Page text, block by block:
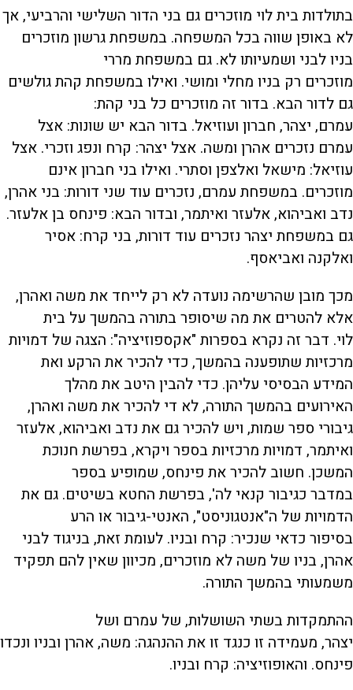
בתולדות בית לוי מוזכרים גם בני הדור השלישי והרביעי, אך
לא באופן שווה בכל המשפחה. במשפחת גרשון מוזכרים
בניו לבני ושמעיותו לא. גם במשפחת מררי
מוזכרים רק בניו מחלי ומושי. ואילו במשפחת קהת גולשים
גם לדור הבא. בדור זה מוזכרים כל בני קהת:
עמרם, יצהר, חברון ועוזיאל. בדור הבא יש שונות: אצל
עמרם נזכרים אהרן ומשה. אצל יצהר: קרח ונפג וזכרי. אצל
עוזיאל: מישאל ואלצפן וסתרי. ואילו בני חברון אינם
מוזכרים. במשפחת עמרם, נזכרים עוד שני דורות: בני אהרן,
נדב ואביהוא, אלעזר ואיתמר, ובדור הבא: פינחס בן אלעזר.
גם במשפחת יצהר נזכרים עוד דורות, בני קרח: אסיר
ואלקנה ואביאסף.
מכך מובן שהרשימה נועדה לא רק לייחד את משה ואהרן,
אלא להטרים את מה שיסופר בתורה בהמשך על בית
לוי. דבר זה נקרא בספרות "אקספוזיציה": הצגה של דמויות
מרכזיות שתופענה בהמשך, כדי להכיר את הרקע ואת
המידע הבסיסי עליהן. כדי להבין היטב את מהלך
האירועים בהמשך התורה, לא די להכיר את משה ואהרן,
גיבורי ספר שמות, ויש להכיר גם את נדב ואביהוא, אלעזר
ואיתמר, דמויות מרכזיות בספר ויקרא, בפרשת חנוכת
המשכן. חשוב להכיר את פינחס, שמופיע בספר
במדבר כגיבור קנאי לה', בפרשת החטא בשיטים. גם את
הדמויות של ה"אנטגוניסט", האנטי-גיבור או הרע
בסיפור כדאי שנכיר: קרח ובניו. לעומת זאת, בניגוד לבני
אהרן, בניו של משה לא מוזכרים, מכיוון שאין להם תפקיד
משמעותי בהמשך התורה.
ההתמקדות בשתי השושלות, של עמרם ושל
יצהר, מעמידה זו כנגד זו את ההנהגה: משה, אהרן ובניו ונכדו
פינחס. והאופוזיציה: קרח ובניו.